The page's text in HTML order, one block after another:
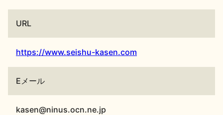
URL
https://www.seishu-kasen.com
Eメール
kasen@ninus.ocn.ne.jp